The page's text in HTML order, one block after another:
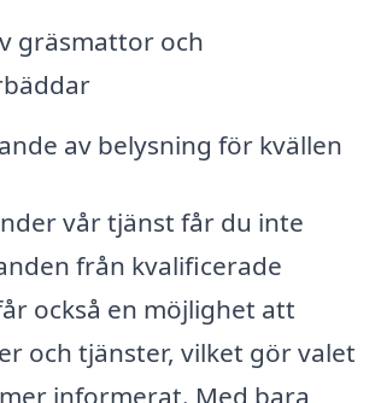
gräsmattor och
av belysning för kvällen
vår tjänst får du inte
från kvalificerade
också en möjlighet att
och tjänster, vilket gör valet
informerat. Med bara